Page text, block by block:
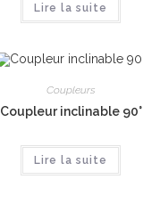
Lire la suite
Coupleurs
Coupleur inclinable 90°
Lire la suite